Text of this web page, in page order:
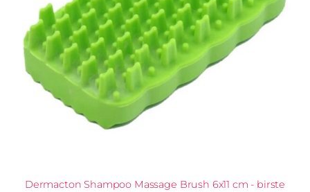
Dermacton Shampoo Massage Brush 6x11 cm - birste